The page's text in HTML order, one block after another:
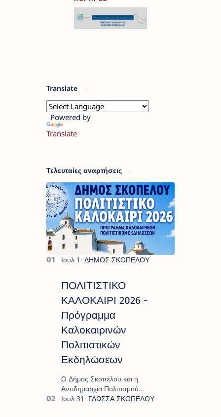
Translate
Powered by
Translate
Τελευταίες αναρτήσεις
ΠΟΛΙΤΙΣΤΙΚΟ
ΚΑΛΟΚΑΙΡΙ 2026 -
Πρόγραμμα
Καλοκαιρινών
Πολιτιστικών
Εκδηλώσεων
Ο Δήμος Σκοπέλου και η
Αντιδημαρχία Πολιτισμού
παρουσιάζουν το πρόγραμμα «